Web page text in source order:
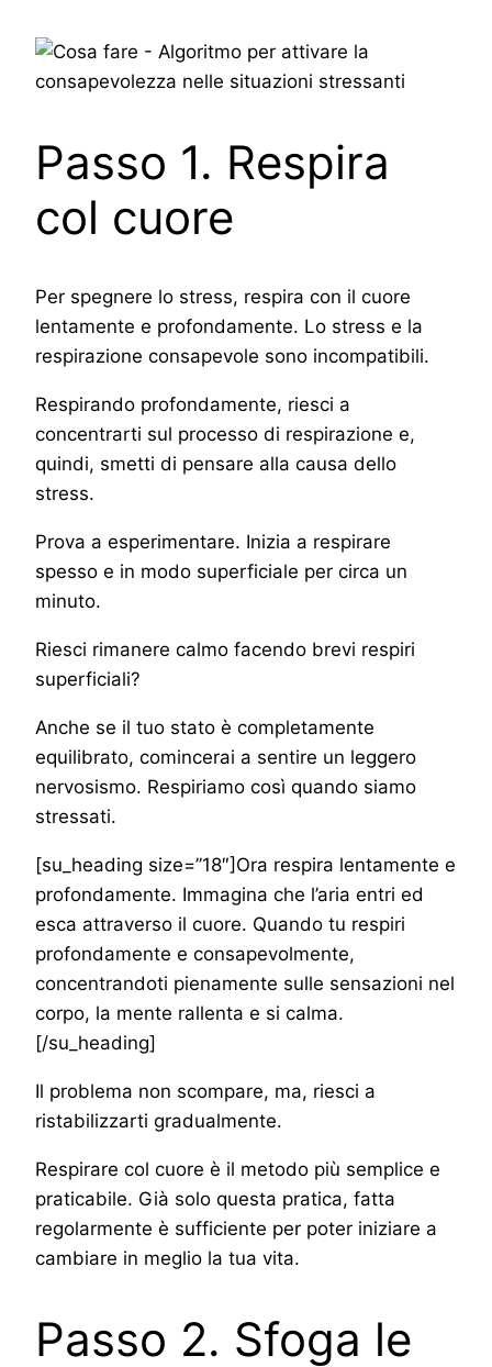
Passo 1. Respira
col cuore
Per spegnere lo stress, respira con il cuore
lentamente e profondamente. Lo stress e la
respirazione consapevole sono incompatibili.
Respirando profondamente, riesci a
concentrarti sul processo di respirazione e,
quindi, smetti di pensare alla causa dello
stress.
Prova a esperimentare. Inizia a respirare
spesso e in modo superficiale per circa un
minuto.
Riesci rimanere calmo facendo brevi respiri
superficiali?
Anche se il tuo stato è completamente
equilibrato, comincerai a sentire un leggero
nervosismo. Respiriamo così quando siamo
stressati.
[su_heading size=”18″]Ora respira lentamente e
profondamente. Immagina che l’aria entri ed
esca attraverso il cuore. Quando tu respiri
profondamente e consapevolmente,
concentrandoti pienamente sulle sensazioni nel
corpo, la mente rallenta e si calma.
[/su_heading]
Il problema non scompare, ma, riesci a
ristabilizzarti gradualmente.
Respirare col cuore è il metodo più semplice e
praticabile. Già solo questa pratica, fatta
regolarmente è sufficiente per poter iniziare a
cambiare in meglio la tua vita.
Passo 2. Sfoga le